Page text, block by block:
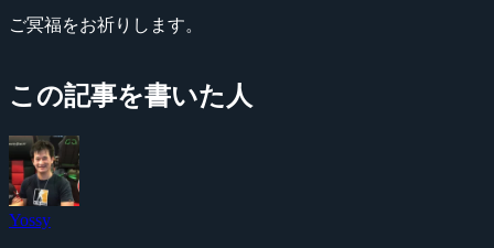
ご冥福をお祈りします。
この記事を書いた人
Yossy